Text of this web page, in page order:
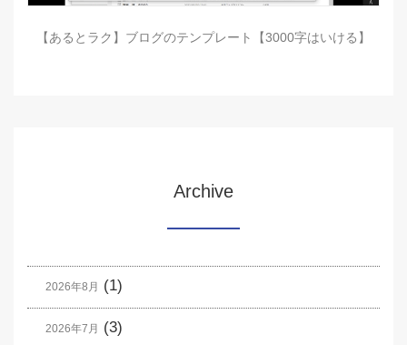
【あるとラク】ブログのテンプレート【3000字はいける】
Archive
2026年8月 (1)
2026年7月 (3)